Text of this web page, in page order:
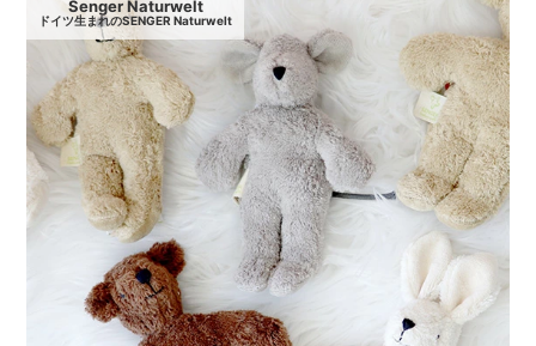
Senger Naturwelt
ドイツ生まれのSENGER Naturwelt